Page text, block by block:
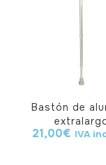
Bastón de
21,00€ IVA